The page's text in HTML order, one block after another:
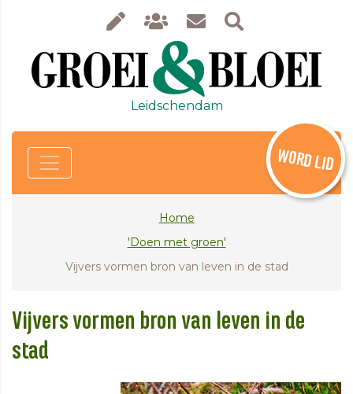
Leidschendam
WORD LID
Home
'Doen met groen'
Vijvers vormen bron van leven in de stad
Vijvers vormen bron van leven in de
stad